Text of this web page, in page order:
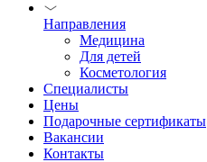
Направления
Медицина
Для детей
Косметология
Специалисты
Цены
Подарочные сертификаты
Вакансии
Контакты